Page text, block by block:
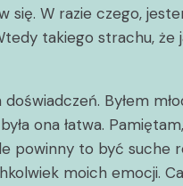
się. W razie czego,
takiego strachu,
Byłem
ona łatwa.
to być suche
moich emocji.